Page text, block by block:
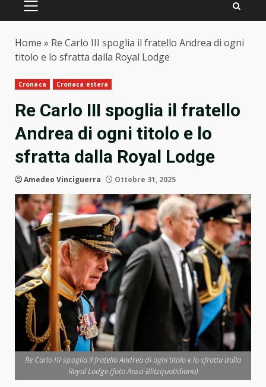
PRIMARY
Home » Re Carlo III spoglia il fratello Andrea di ogni
titolo e lo sfratta dalla Royal Lodge
Cronaca Cronaca estera
Re Carlo III spoglia il fratello
Andrea di ogni titolo e lo
sfratta dalla Royal Lodge
Amedeo Vinciguerra Ottobre 31, 2025
Re Carlo III spoglia il fratello Andrea di ogni titolo e lo sfratta dalla
Royal Lodge (foto Ansa-Blitzquotidiano)